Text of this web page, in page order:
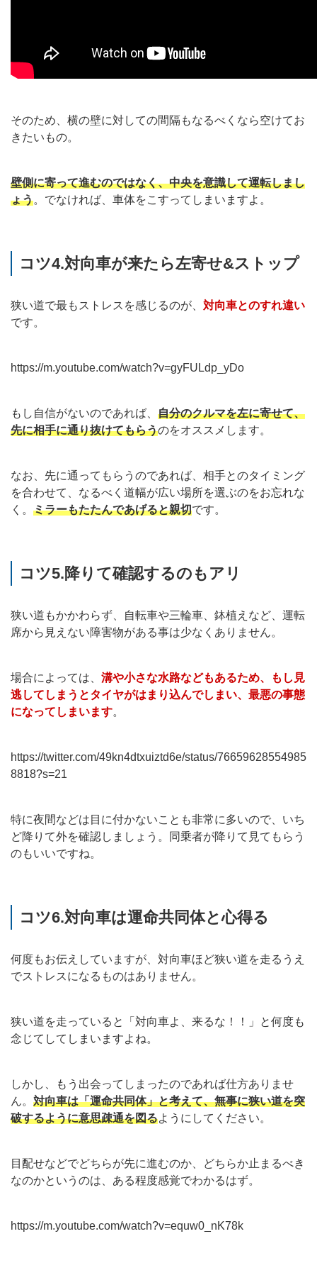
そのため、横の壁に対しての間隔もなるべくなら空けてお
きたいもの。
壁側に寄って進むのではなく、中央を意識して運転しまし
ょう。でなければ、車体をこすってしまいますよ。
コツ4.対向車が来たら左寄せ&ストップ
狭い道で最もストレスを感じるのが、 対向車とのすれ違い
です。
https://m.youtube.com/watch?v=gyFULdp_yDo
もし自信がないのであれば、 自分のクルマを左に寄せて、
先に相手に通り抜けてもらうのをオススメします。
なお、先に通ってもらうのであれば、相手とのタイミング
を合わせて、なるべく道幅が広い場所を選ぶのをお忘れな
く。 ミラーもたたんであげると親切です。
コツ5.降りて確認するのもアリ
狭い道もかかわらず、自転車や三輪車、鉢植えなど、運転
席から見えない障害物がある事は少なくありません。
場合によっては、 溝や小さな水路などもあるため、もし見
逃してしまうとタイヤがはまり込んでしまい、最悪の事態
になってしまいます。
https://twitter.com/49kn4dtxuiztd6e/status/76659628554985
8818?s=21
特に夜間などは目に付かないことも非常に多いので、いち
ど降りて外を確認しましょう。同乗者が降りて見てもらう
のもいいですね。
コツ6.対向車は運命共同体と心得る
何度もお伝えしていますが、対向車ほど狭い道を走るうえ
でストレスになるものはありません。
狭い道を走っていると「対向車よ、来るな！！」と何度も
念じてしてしまいますよね。
しかし、もう出会ってしまったのであれば仕方ありませ
ん。 対向車は「運命共同体」と考えて、無事に狭い道を突
破するように意思疎通を図るようにしてください。
目配せなどでどちらが先に進むのか、どちらか止まるべき
なのかというのは、ある程度感覚でわかるはず。
https://m.youtube.com/watch?v=equw0_nK78k